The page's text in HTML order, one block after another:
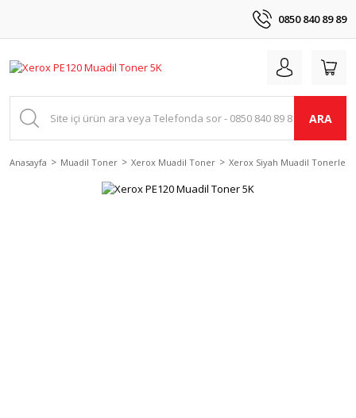
0850 840 89 89
ARA
Anasayfa Muadil Toner Xerox Muadil Toner Xerox Siyah Muadil Tonerler